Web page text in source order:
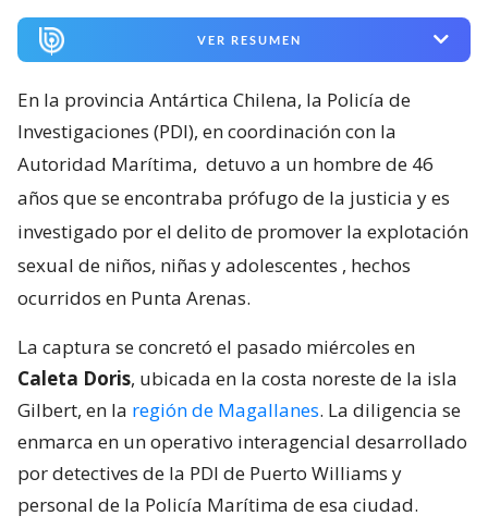
VER RESUMEN
En la provincia Antártica Chilena, la Policía de
Investigaciones (PDI), en coordinación con la
Autoridad Marítima, detuvo a un hombre de 46
años que se encontraba prófugo de la justicia y es
investigado por el delito de promover la explotación
sexual de niños, niñas y adolescentes , hechos
ocurridos en Punta Arenas.
La captura se concretó el pasado miércoles en
Caleta Doris, ubicada en la costa noreste de la isla
Gilbert, en la región de Magallanes. La diligencia se
enmarca en un operativo interagencial desarrollado
por detectives de la PDI de Puerto Williams y
personal de la Policía Marítima de esa ciudad.